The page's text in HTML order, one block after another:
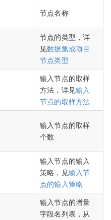
节点名称
节点的类型，详
见数据集成项目
节点类型
输入节点的取样
方法，详见输入
节点的取样方法
输入节点的取样
个数
输入节点的输入
策略，见输入节
点的输入策略
输入节点的增量
字段名列表，从